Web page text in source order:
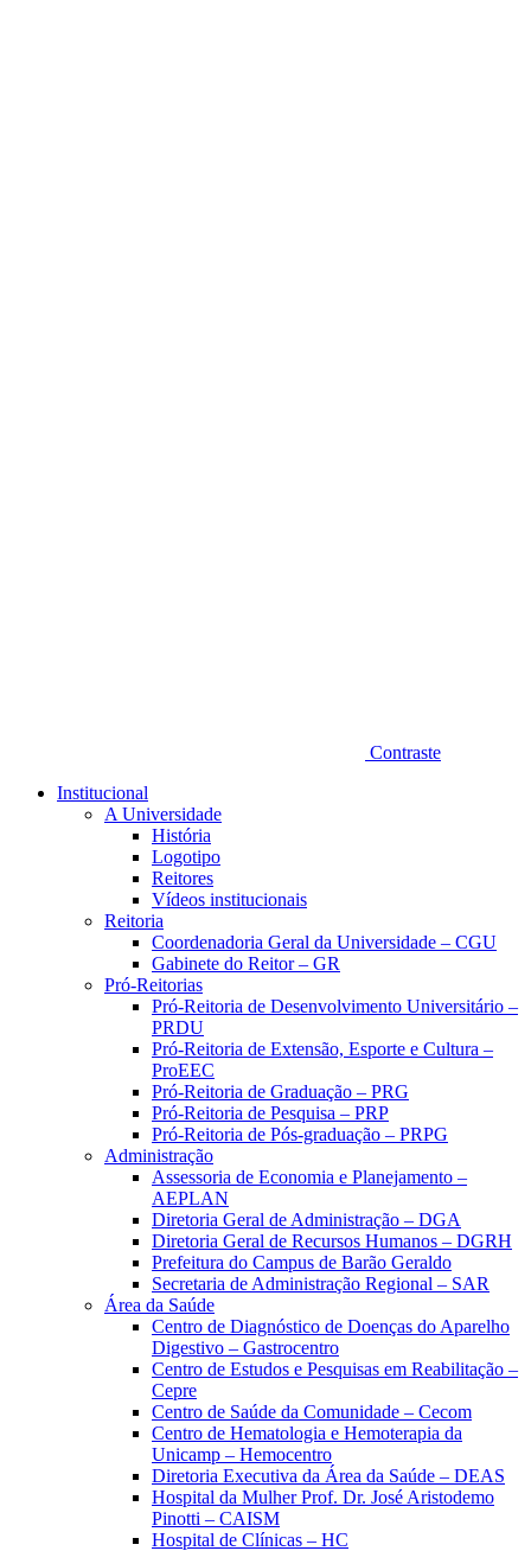
Contraste
Institucional
A Universidade
História
Logotipo
Reitores
Vídeos institucionais
Reitoria
Coordenadoria Geral da Universidade – CGU
Gabinete do Reitor – GR
Pró-Reitorias
Pró-Reitoria de Desenvolvimento Universitário –
PRDU
Pró-Reitoria de Extensão, Esporte e Cultura –
ProEEC
Pró-Reitoria de Graduação – PRG
Pró-Reitoria de Pesquisa – PRP
Pró-Reitoria de Pós-graduação – PRPG
Administração
Assessoria de Economia e Planejamento –
AEPLAN
Diretoria Geral de Administração – DGA
Diretoria Geral de Recursos Humanos – DGRH
Prefeitura do Campus de Barão Geraldo
Secretaria de Administração Regional – SAR
Área da Saúde
Centro de Diagnóstico de Doenças do Aparelho
Digestivo – Gastrocentro
Centro de Estudos e Pesquisas em Reabilitação –
Cepre
Centro de Saúde da Comunidade – Cecom
Centro de Hematologia e Hemoterapia da
Unicamp – Hemocentro
Diretoria Executiva da Área da Saúde – DEAS
Hospital da Mulher Prof. Dr. José Aristodemo
Pinotti – CAISM
Hospital de Clínicas – HC